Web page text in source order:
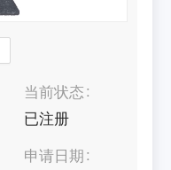
当前状态
已注册
申请日期